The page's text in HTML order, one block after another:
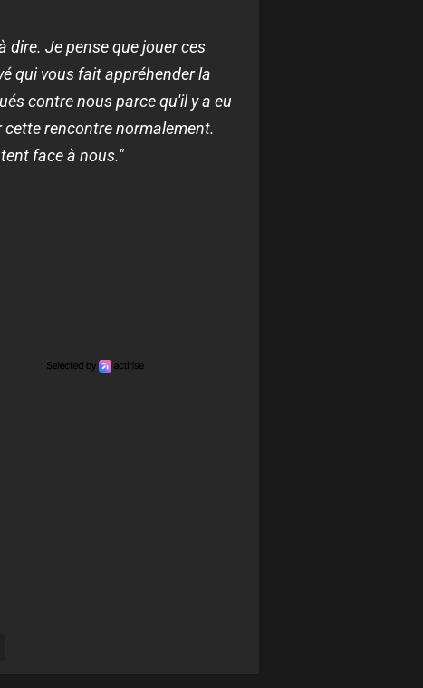
dire. Je pense que jouer ces
qui vous fait appréhender la
contre nous parce qu'il y a eu
rencontre normalement.
face à nous."